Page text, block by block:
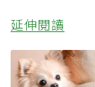
延伸閱讀